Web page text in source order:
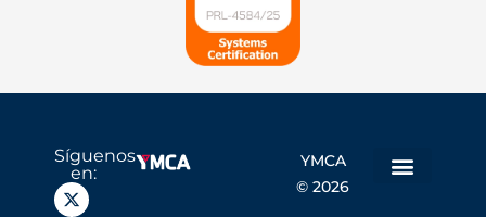
Síguenos
en:
YMCA
© 2026